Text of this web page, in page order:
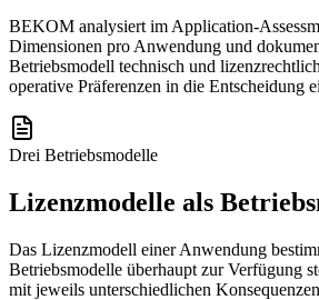
BEKOM analysiert im Application-
Dimensionen pro Anwendung und
Betriebsmodell technisch und
operative Präferenzen in die Entscheidung
Drei Betriebsmodelle
Lizenzmodelle als
Das Lizenzmodell einer Anwendung
Betriebsmodelle überhaupt zur Verfügung
mit jeweils unterschiedlichen